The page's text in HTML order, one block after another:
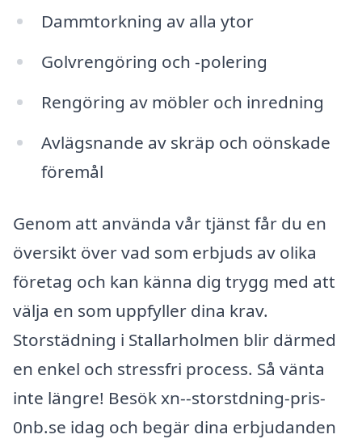
Dammtorkning av alla ytor
Golvrengöring och -polering
Rengöring av möbler och inredning
Avlägsnande av skräp och oönskade
föremål
Genom att använda vår tjänst får du en
översikt över vad som erbjuds av olika
företag och kan känna dig trygg med att
välja en som uppfyller dina krav.
Storstädning i Stallarholmen blir därmed
en enkel och stressfri process. Så vänta
inte längre! Besök xn--storstdning-pris-
0nb.se idag och begär dina erbjudanden